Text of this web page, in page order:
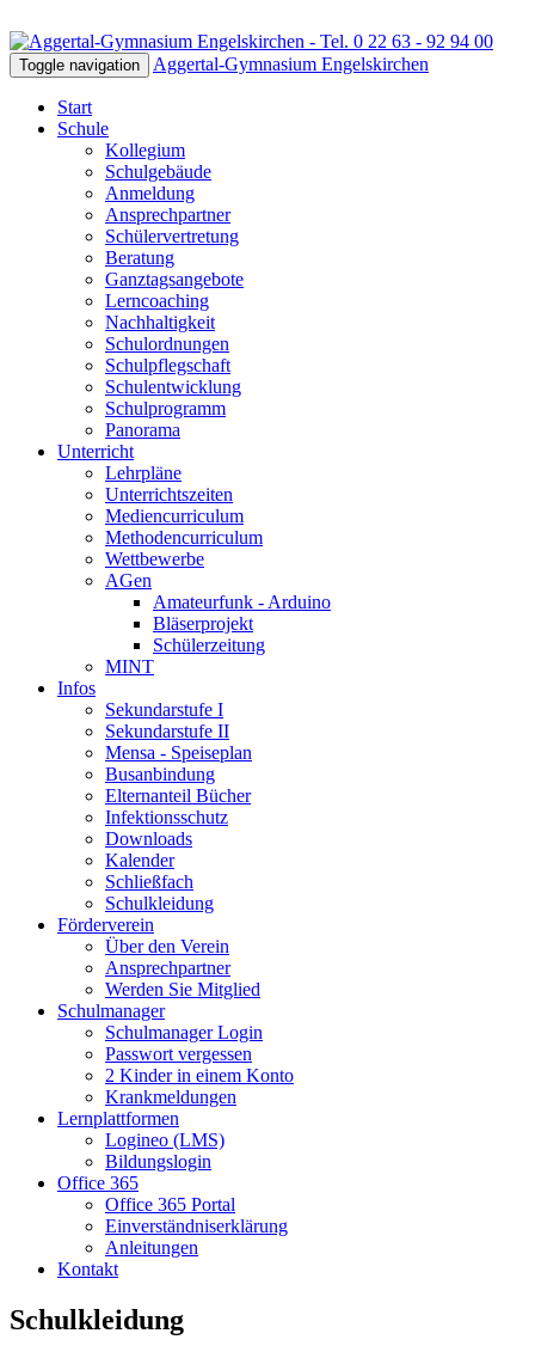
Toggle navigation Aggertal-Gymnasium Engelskirchen
Start
Schule
Kollegium
Schulgebäude
Anmeldung
Ansprechpartner
Schülervertretung
Beratung
Ganztagsangebote
Lerncoaching
Nachhaltigkeit
Schulordnungen
Schulpflegschaft
Schulentwicklung
Schulprogramm
Panorama
Unterricht
Lehrpläne
Unterrichtszeiten
Mediencurriculum
Methodencurriculum
Wettbewerbe
AGen
Amateurfunk - Arduino
Bläserprojekt
Schülerzeitung
MINT
Infos
Sekundarstufe I
Sekundarstufe II
Mensa - Speiseplan
Busanbindung
Elternanteil Bücher
Infektionsschutz
Downloads
Kalender
Schließfach
Schulkleidung
Förderverein
Über den Verein
Ansprechpartner
Werden Sie Mitglied
Schulmanager
Schulmanager Login
Passwort vergessen
2 Kinder in einem Konto
Krankmeldungen
Lernplattformen
Logineo (LMS)
Bildungslogin
Office 365
Office 365 Portal
Einverständniserklärung
Anleitungen
Kontakt
Schulkleidung